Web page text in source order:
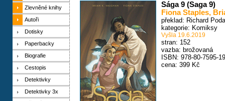
Zlevněné knihy
Autoři
Dotisky
Paperbacky
Biografie
Cestopis
Detektivky
Detektivky 3x
Sága 9 (Saga 9)
Fiona Staples,
překlad: Richard
kategorie: Komiksy
Vyšla 19.6.2019
stran: 152
vazba: brožovaná
ISBN: 978-80-7595-
cena: 399 Kč